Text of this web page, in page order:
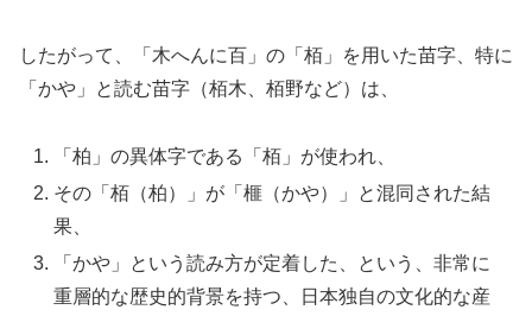
したがって、「木へんに百」の「栢」を用いた苗字、特に
「かや」と読む苗字（栢木、栢野など）は、
「柏」の異体字である「栢」が使われ、
その「栢（柏）」が「榧（かや）」と混同された結
果、
「かや」という読み方が定着した、という、非常に
重層的な歴史的背景を持つ、日本独自の文化的な産